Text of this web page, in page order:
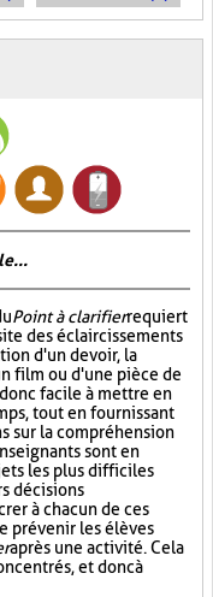
Point à clarifierrequiert
des éclaircissements
d'un devoir, la
film ou d'une pièce de
facile à mettre en
tout en fournissant
sur la compréhension
sont en
les plus difficiles
décisions
à chacun de ces
prévenir les élèves
après une activité. Cela
et donc à